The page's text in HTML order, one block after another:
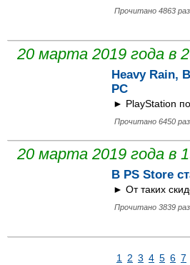
Прочитано 4863
20 марта 2019 года в
Heavy Rain,
PC
► PlayStation
Прочитано 6450 раз
20 марта 2019 года в
В PS Store
► От таких
Прочитано 3839 раз
1 2 3 4 5 6 7